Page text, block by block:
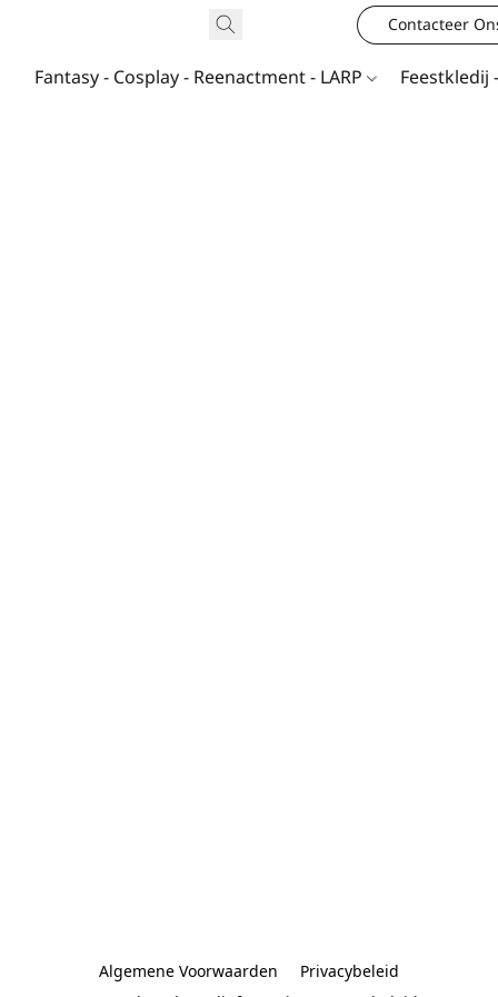
Contacteer
Fantasy - Cosplay - Reenactment - LARP Feestkledij
Algemene Voorwaarden
Privacybeleid